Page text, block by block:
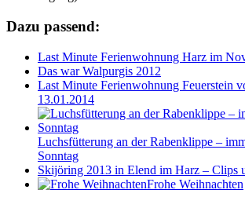
Dazu passend:
Last Minute Ferienwohnung Harz im
Das war Walpurgis 2012
Last Minute Ferienwohnung Feuerstein
13.01.2014
Luchsfütterung an der Rabenklippe –
Sonntag
Skijöring 2013 in Elend im Harz – Clips
Frohe Weihnachten